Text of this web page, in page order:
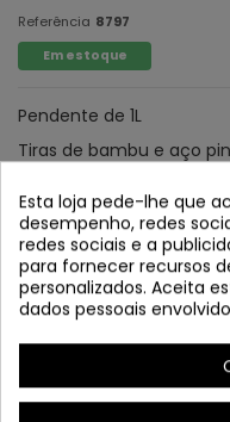
Referência 8797
Em estoque
Pendente de 1L
Tiras de bambu e aço
Esta loja pede-lhe que
desempenho, redes
redes sociais e a
para fornecer recursos
personalizados. Aceita
dados pessoais